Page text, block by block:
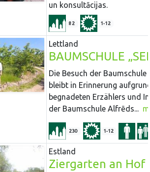
un konsultācijas.
82 1-12
Lettland
BAUMSCHULE
Die Besuch der Baumschule
bleibt in Erinnerung
begnadeten Erzählers und
der Baumschule Alfrēds...
230 1-12
Estland
Ziergarten an Hof